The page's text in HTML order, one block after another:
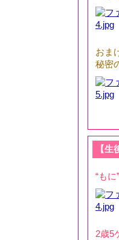
おま
秘密
【
“も
2歳5